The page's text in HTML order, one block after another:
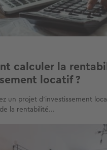
calculer la
locatif ?
un projet d’investissement
la rentabilité...